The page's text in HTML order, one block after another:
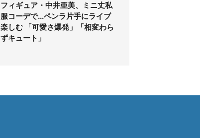
フィギュア・中井亜美、ミニ丈私
服コーデで...ペンラ片手にライブ
楽しむ 「可愛さ爆発」「相変わら
ずキュート」